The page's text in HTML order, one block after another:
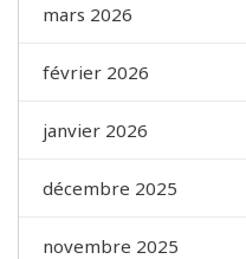
mars 2026
février 2026
janvier 2026
décembre 2025
novembre 2025